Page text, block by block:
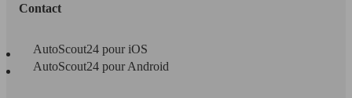
Contact
AutoScout24 pour iOS
AutoScout24 pour Android